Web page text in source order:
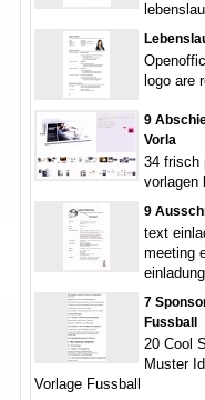
logo are
9
Vorla
34 frisch
vorlagen
9
text
meeting
7
Fussball
20 Cool
Muster
Vorlage Fussball